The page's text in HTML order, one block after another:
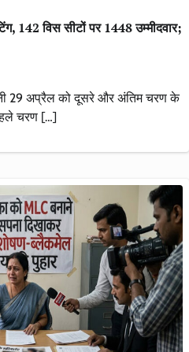
142 विस सीटों पर 1448 उम्मीदवार;
29 अप्रैल को दूसरे और अंतिम चरण के
चरण […]